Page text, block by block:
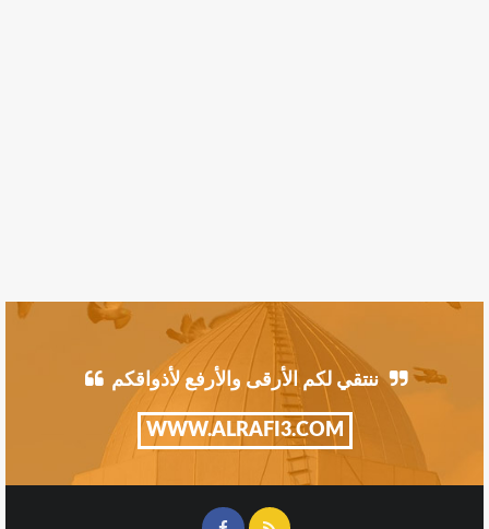
ننتقي لكم الأرقى والأرفع لأذواقكم
WWW.ALRAFI3.COM